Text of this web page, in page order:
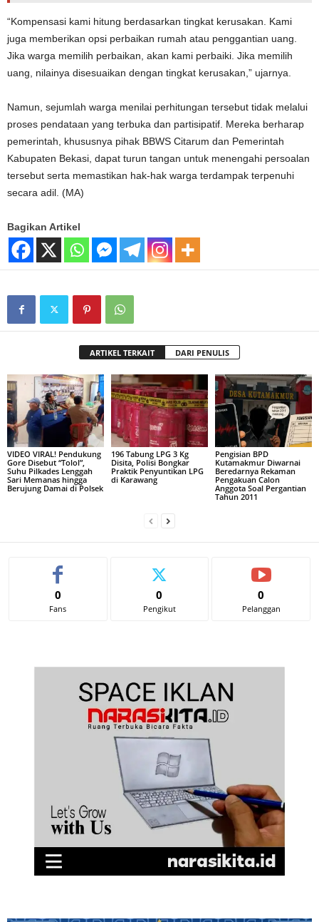
“Kompensasi kami hitung berdasarkan tingkat kerusakan. Kami
juga memberikan opsi perbaikan rumah atau penggantian uang.
Jika warga memilih perbaikan, akan kami perbaiki. Jika memilih
uang, nilainya disesuaikan dengan tingkat kerusakan,” ujarnya.
Namun, sejumlah warga menilai perhitungan tersebut tidak melalui
proses pendataan yang terbuka dan partisipatif. Mereka berharap
pemerintah, khususnya pihak BBWS Citarum dan Pemerintah
Kabupaten Bekasi, dapat turun tangan untuk menengahi persoalan
tersebut serta memastikan hak-hak warga terdampak terpenuhi
secara adil. (MA)
Bagikan Artikel
ARTIKEL TERKAIT DARI PENULIS
VIDEO VIRAL! Pendukung
Gore Disebut “Tolol”,
Suhu Pilkades Lenggah
Sari Memanas hingga
Berujung Damai di Polsek
196 Tabung LPG 3 Kg
Disita, Polisi Bongkar
Praktik Penyuntikan LPG
di Karawang
Pengisian BPD
Kutamakmur Diwarnai
Beredarnya Rekaman
Pengakuan Calon
Anggota Soal Pergantian
Tahun 2011
0
Fans
0
Pengikut
0
Pelanggan